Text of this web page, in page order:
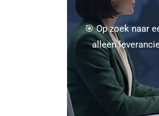
🎯 Op zoek naar
alleen